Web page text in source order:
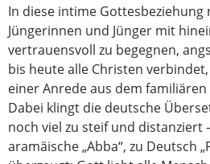
In diese intime Gottesbeziehung
Jüngerinnen und Jünger mit
vertrauensvoll zu begegnen,
bis heute alle Christen
einer Anrede aus dem
Dabei klingt die deutsche
noch viel zu steif und distanziert
aramäische „Abba“, zu Deutsch